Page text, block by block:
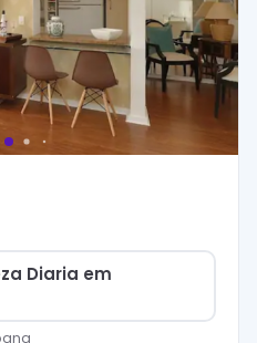
Diaria em